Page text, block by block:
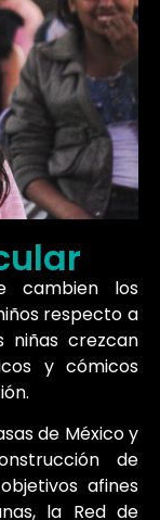
cambien los
respecto a
niñas crezcan
y cómicos
de México y
de
afines
la Red de